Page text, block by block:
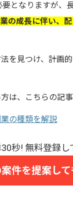
となりますが、
の成長に伴い、
を見つけ、計画
は、こちらの記
の種類を解説
件を提案し